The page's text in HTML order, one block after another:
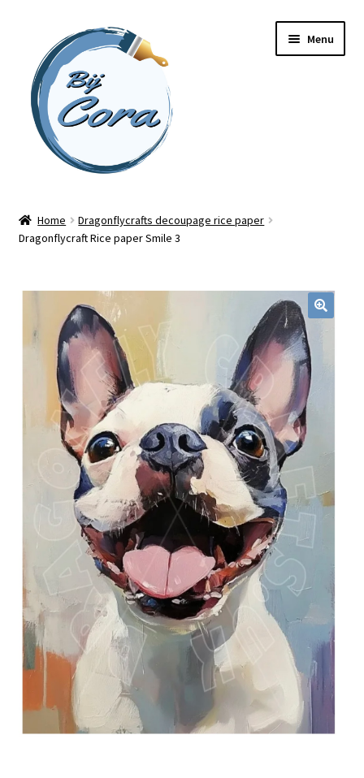
naar
navigatie
inhoud
Menu
Workshops
Shop
Blog / DIY / Tutorials
Over mij
Home
Dragonflycrafts decoupage rice paper
Dragonflycraft Rice paper Smile 3